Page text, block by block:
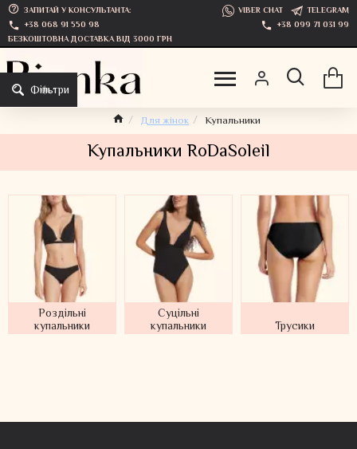
Фільтри
ЗАПИТАЙ У КОНСУЛЬТАНТА: VIBER CHAT
TELEGRAM
+38 068 91 550 98
+38 099 71 031 99
БЕЗКОШТОВНА ДОСТАВКА ВІД 3000 ГРН
Для жінок Купальники
Купальники RoDaSoleil
Роздільні
купальники
Суцільні
купальники Трусики